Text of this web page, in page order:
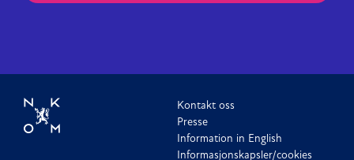
Kontakt oss
Presse
Information in English
Informasjonskapsler/cookies